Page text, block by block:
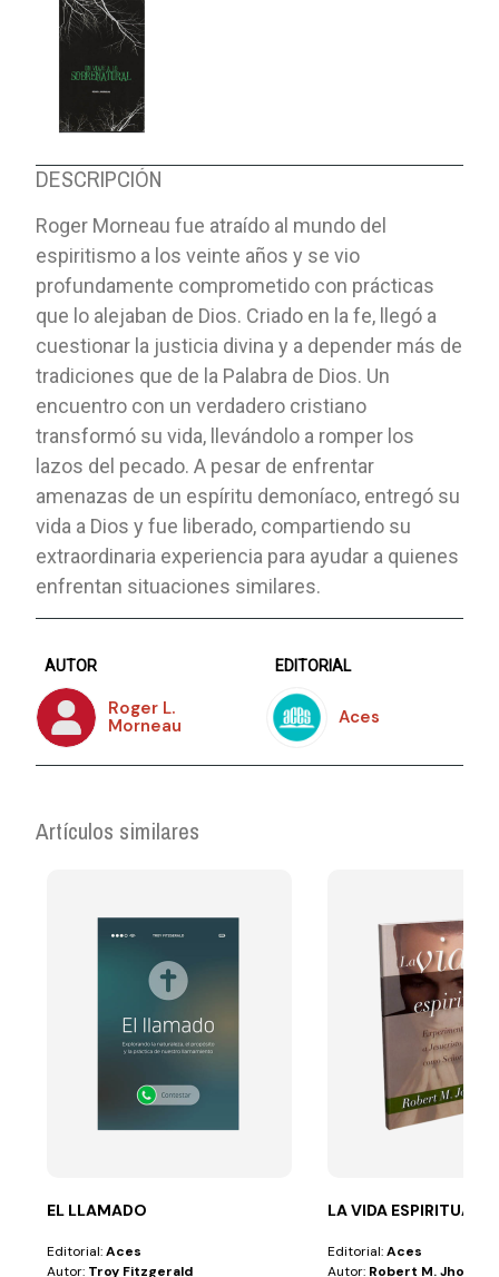
DESCRIPCIÓN
Roger Morneau fue atraído al mundo del
espiritismo a los veinte años y se vio
profundamente comprometido con prácticas
que lo alejaban de Dios. Criado en la fe, llegó a
cuestionar la justicia divina y a depender más de
tradiciones que de la Palabra de Dios. Un
encuentro con un verdadero cristiano
transformó su vida, llevándolo a romper los
lazos del pecado. A pesar de enfrentar
amenazas de un espíritu demoníaco, entregó su
vida a Dios y fue liberado, compartiendo su
extraordinaria experiencia para ayudar a quienes
enfrentan situaciones similares.
AUTOR
Roger L.
Morneau
EDITORIAL
Aces
Artículos similares
EL LLAMADO
Editorial:Aces
Autor: Troy Fitzgerald
LA VIDA ESPIRITUAL
Editorial:Aces
Autor: Robert M.